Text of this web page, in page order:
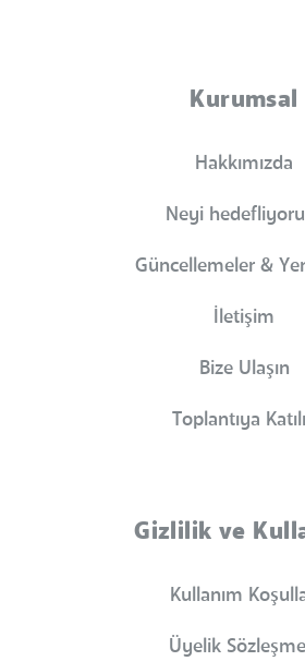
Kurumsal
Hakkımızda
Neyi
Güncellemeler &
İletişim
Bize Ulaşın
Toplantıya
Gizlilik ve
Kullanım
Üyelik